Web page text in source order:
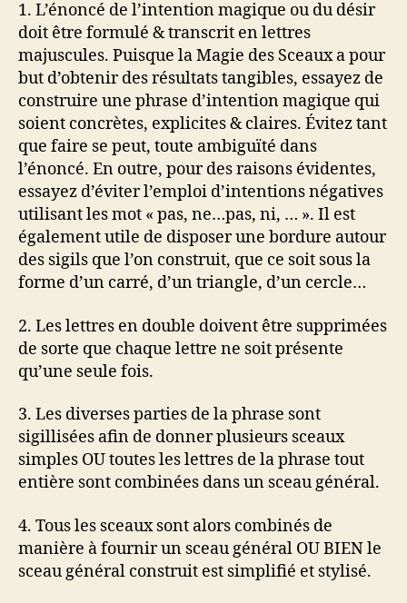
1. L’énoncé de l’intention magique ou du désir
doit être formulé & transcrit en lettres
majuscules. Puisque la Magie des Sceaux a pour
but d’obtenir des résultats tangibles, essayez de
construire une phrase d’intention magique qui
soient concrètes, explicites & claires. Évitez tant
que faire se peut, toute ambiguïté dans
l’énoncé. En outre, pour des raisons évidentes,
essayez d’éviter l’emploi d’intentions négatives
utilisant les mot « pas, ne…pas, ni, … ». Il est
également utile de disposer une bordure autour
des sigils que l’on construit, que ce soit sous la
forme d’un carré, d’un triangle, d’un cercle…
2. Les lettres en double doivent être supprimées
de sorte que chaque lettre ne soit présente
qu’une seule fois.
3. Les diverses parties de la phrase sont
sigillisées afin de donner plusieurs sceaux
simples OU toutes les lettres de la phrase tout
entière sont combinées dans un sceau général.
4. Tous les sceaux sont alors combinés de
manière à fournir un sceau général OU BIEN le
sceau général construit est simplifié et stylisé.